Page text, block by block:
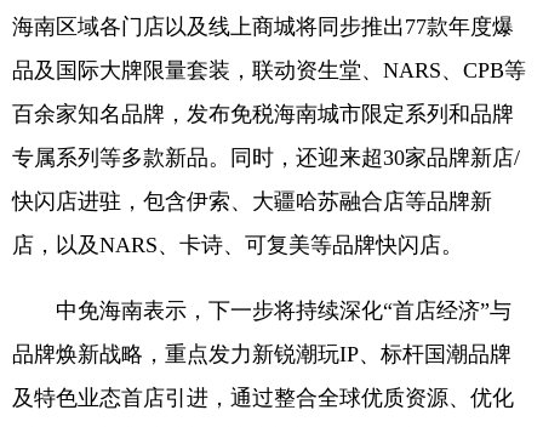
海南区域各门店以及线上商城将同步推出77款年度爆
品及国际大牌限量套装，联动资生堂、NARS、CPB等
百余家知名品牌，发布免税海南城市限定系列和品牌
专属系列等多款新品。同时，还迎来超30家品牌新店/
快闪店进驻，包含伊索、大疆哈苏融合店等品牌新
店，以及NARS、卡诗、可复美等品牌快闪店。
中免海南表示，下一步将持续深化“首店经济”与
品牌焕新战略，重点发力新锐潮玩IP、标杆国潮品牌
及特色业态首店引进，通过整合全球优质资源、优化